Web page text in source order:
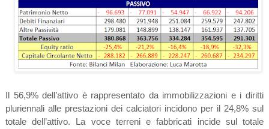
Il 56,9% dell’attivo è rappresentato da immobilizzazioni e i diritti
pluriennali alle prestazioni dei calciatori incidono per il 24,8% sul
totale dell’attivo. La voce terreni e fabbricati incide sul totale